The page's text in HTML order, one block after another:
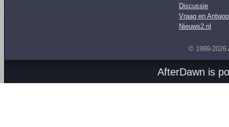
Discussie
Vraag en
Nieuws2.nl
© 1999-2026
AfterDawn is